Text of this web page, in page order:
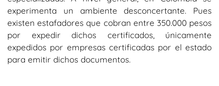
experimenta un ambiente desconcertante. Pues
existen estafadores que cobran entre 350.000 pesos
por expedir dichos certificados, únicamente
expedidos por empresas certificadas por el estado
para emitir dichos documentos.